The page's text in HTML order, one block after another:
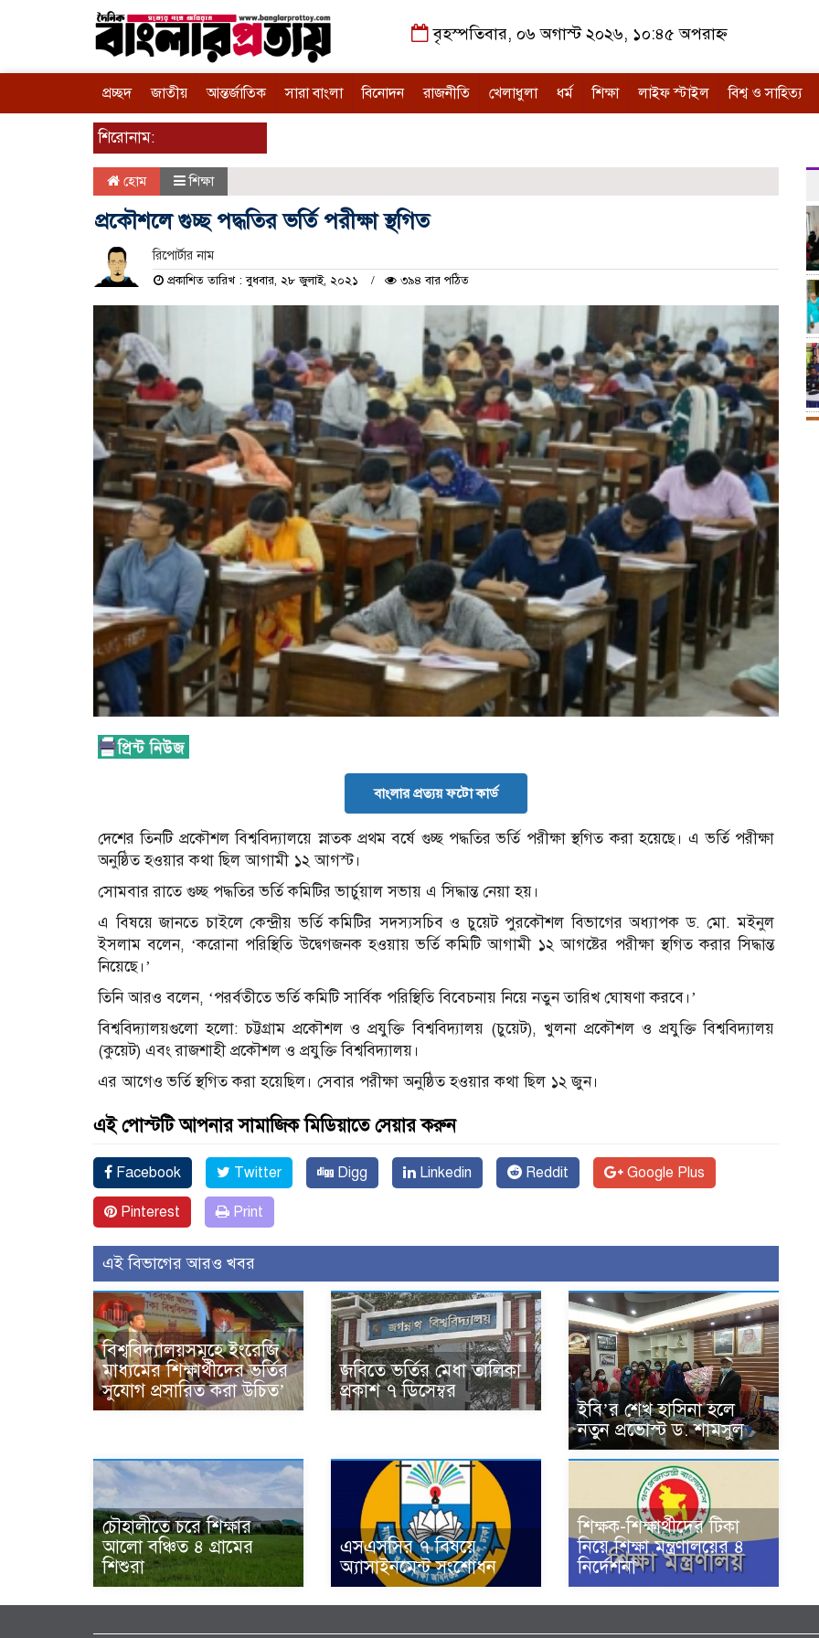
বৃহস্পতিবার, ০৬ অগাস্ট ২০২৬, ১০:৪৫ অপরাহ্ন
প্রচ্ছদ জাতীয় আন্তর্জাতিক সারা বাংলা বিনোদন রাজনীতি খেলাধুলা ধর্ম শিক্ষা লাইফ স্টাইল বিশ্ব ও সাহিত্য
শিরোনাম:
হোম শিক্ষা
প্রকৌশলে গুচ্ছ পদ্ধতির ভর্তি পরীক্ষা স্থগিত
রিপোর্টার নাম
প্রকাশিত তারিখ : বুধবার, ২৮ জুলাই, ২০২১ ৩৯৪ বার পঠিত
বাংলার প্রত্যয় ফটো কার্ড
দেশের তিনটি প্রকৌশল বিশ্ববিদ্যালয়ে স্নাতক প্রথম বর্ষে গুচ্ছ পদ্ধতির ভর্তি পরীক্ষা স্থগিত করা হয়েছে। এ ভর্তি পরীক্ষা
অনুষ্ঠিত হওয়ার কথা ছিল আগামী ১২ আগস্ট।
সোমবার রাতে গুচ্ছ পদ্ধতির ভর্তি কমিটির ভার্চুয়াল সভায় এ সিদ্ধান্ত নেয়া হয়।
এ বিষয়ে জানতে চাইলে কেন্দ্রীয় ভর্তি কমিটির সদস্যসচিব ও চুয়েট পুরকৌশল বিভাগের অধ্যাপক ড. মো. মইনুল
ইসলাম বলেন, ‘করোনা পরিস্থিতি উদ্বেগজনক হওয়ায় ভর্তি কমিটি আগামী ১২ আগষ্টের পরীক্ষা স্থগিত করার সিদ্ধান্ত
নিয়েছে।’
তিনি আরও বলেন, ‘পরর্বতীতে ভর্তি কমিটি সার্বিক পরিস্থিতি বিবেচনায় নিয়ে নতুন তারিখ ঘোষণা করবে।’
বিশ্ববিদ্যালয়গুলো হলো: চট্টগ্রাম প্রকৌশল ও প্রযুক্তি বিশ্ববিদ্যালয় (চুয়েট), খুলনা প্রকৌশল ও প্রযুক্তি বিশ্ববিদ্যালয়
(কুয়েট) এবং রাজশাহী প্রকৌশল ও প্রযুক্তি বিশ্ববিদ্যালয়।
এর আগেও ভর্তি স্থগিত করা হয়েছিল। সেবার পরীক্ষা অনুষ্ঠিত হওয়ার কথা ছিল ১২ জুন।
এই পোস্টটি আপনার সামাজিক মিডিয়াতে সেয়ার করুন
Facebook Twitter Digg Linkedin Reddit Google Plus
Pinterest Print
এই বিভাগের আরও খবর
বিশ্ববিদ্যালয়সমূহে ইংরেজি
মাধ্যমের শিক্ষার্থীদের ভর্তির
সুযোগ প্রসারিত করা উচিত’
জবিতে ভর্তির মেধা তালিকা
প্রকাশ ৭ ডিসেম্বর
ইবি’র শেখ হাসিনা হলে
নতুন প্রভোস্ট ড. শামসুল
চৌহালীতে চরে শিক্ষার
আলো বঞ্চিত ৪ গ্রামের
শিশুরা
এসএসসির ৭ বিষয়ে
অ্যাসাইনমেন্ট সংশোধন
শিক্ষক-শিক্ষার্থীদের টিকা
নিয়ে শিক্ষা মন্ত্রণালয়ের ৪
নির্দেশনা